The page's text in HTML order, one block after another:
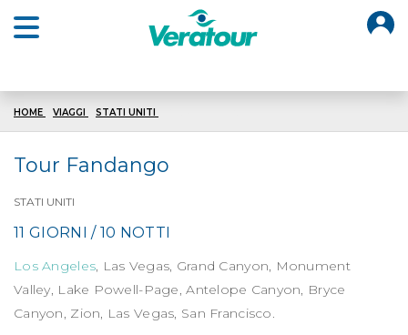
HOME VIAGGI STATI UNITI
Tour Fandango
STATI UNITI
11 GIORNI / 10 NOTTI
Los Angeles, Las Vegas, Grand Canyon, Monument
Valley, Lake Powell-Page, Antelope Canyon, Bryce
Canyon, Zion, Las Vegas, San Francisco.